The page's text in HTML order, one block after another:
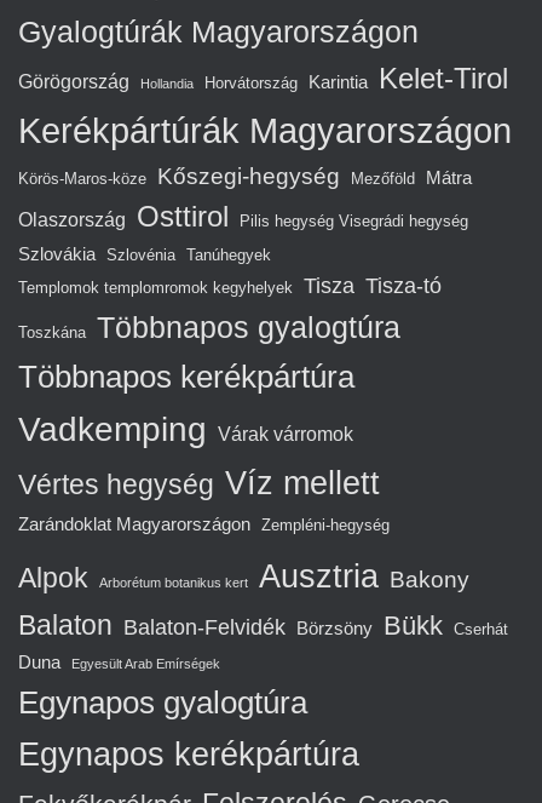
Gyalogtúrák Magyarországon
Görögország Hollandia Horvátország Karintia Kelet-Tirol
Kerékpártúrák Magyarországon
Körös-Maros-köze Kőszegi-hegység Mezőföld Mátra
Olaszország Osttirol Pilis hegység Visegrádi hegység
Szlovákia Szlovénia Tanúhegyek
Templomok templomromok kegyhelyek Tisza Tisza-tó
Toszkána Többnapos gyalogtúra
Többnapos kerékpártúra
Vadkemping Várak várromok
Vértes hegység Víz mellett
Zarándoklat Magyarországon Zempléni-hegység
Alpok Arborétum botanikus kert Ausztria Bakony
Balaton Balaton-Felvidék Börzsöny Bükk Cserhát
Duna Egyesült Arab Emírségek
Egynapos gyalogtúra
Egynapos kerékpártúra